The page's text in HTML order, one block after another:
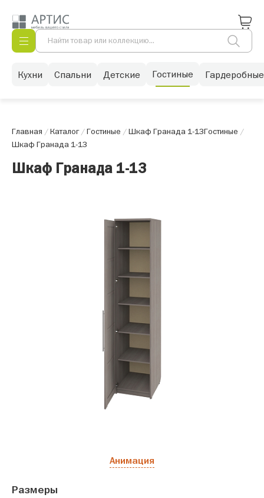
Кухни Спальни Детские Гостиные Гардеробные
Главная /Каталог/Гостиные /Шкаф Гранада 1-13Гостиные /
Шкаф Гранада 1-13
Шкаф Гранада 1-13
Анимация
Размеры